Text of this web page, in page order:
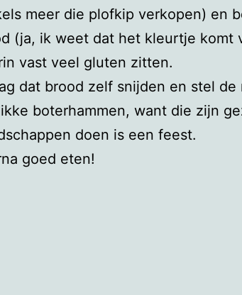
meer die plofkip verkopen) en
(ja, ik weet dat het kleurtje komt
vast veel gluten zitten.
dat brood zelf snijden en stel
boterhammen, want die zijn
doen is een feest.
goed eten!